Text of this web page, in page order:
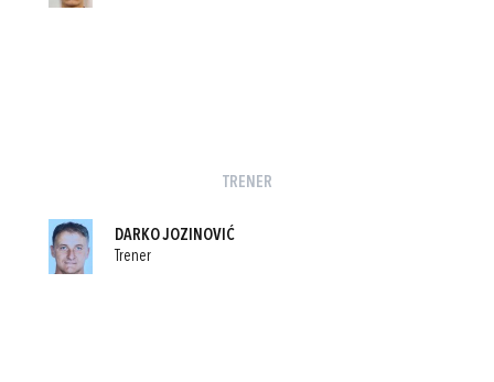
TRENER
DARKO JOZINOVIĆ
Trener